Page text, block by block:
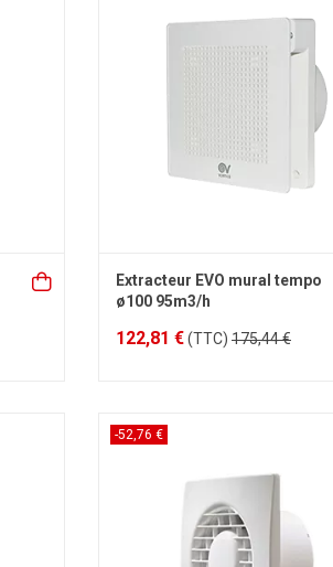
Extracteur EVO mural tempo
ø100 95m3/h
122,81 €(TTC) 175,44 €
-52,76 €